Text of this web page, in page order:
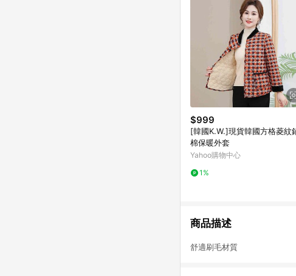
$999
[韓國K.W.]現貨韓國方格菱紋
棉保暖外套
Yahoo購物中心
1%
商品描述
舒適刷毛材質